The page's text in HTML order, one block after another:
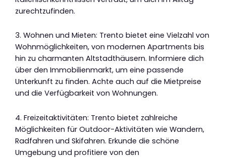
zurechtzufinden.
3. Wohnen und Mieten: Trento bietet eine Vielzahl von
Wohnmöglichkeiten, von modernen Apartments bis
hin zu charmanten Altstadthäusern. Informiere dich
über den Immobilienmarkt, um eine passende
Unterkunft zu finden. Achte auch auf die Mietpreise
und die Verfügbarkeit von Wohnungen.
4. Freizeitaktivitäten: Trento bietet zahlreiche
Möglichkeiten für Outdoor-Aktivitäten wie Wandern,
Radfahren und Skifahren. Erkunde die schöne
Umgebung und profitiere von den